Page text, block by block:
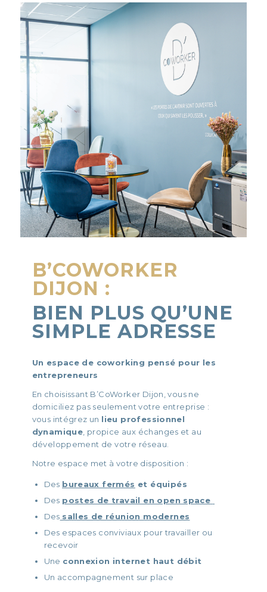
B’COWORKER
DIJON :
BIEN PLUS QU’UNE
SIMPLE ADRESSE
Un espace de coworking pensé pour les
entrepreneurs
En choisissant B’CoWorker Dijon, vous ne
domiciliez pas seulement votre entreprise :
vous intégrez un lieu professionnel
dynamique , propice aux échanges et au
développement de votre réseau.
Notre espace met à votre disposition :
Des bureaux fermés et équipés
Des postes de travail en open space
Des salles de réunion modernes
Des espaces conviviaux pour travailler ou
recevoir
Une connexion internet haut débit
Un accompagnement sur place